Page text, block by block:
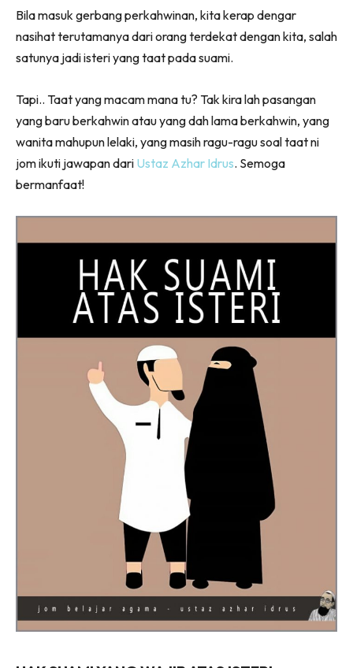
(Twitter)
Bila masuk gerbang perkahwinan, kita kerap dengar
nasihat terutamanya dari orang terdekat dengan kita, salah
satunya jadi isteri yang taat pada suami.
Tapi.. Taat yang macam mana tu? Tak kira lah pasangan
yang baru berkahwin atau yang dah lama berkahwin, yang
wanita mahupun lelaki, yang masih ragu-ragu soal taat ni
jom ikuti jawapan dari Ustaz Azhar Idrus. Semoga
bermanfaat!